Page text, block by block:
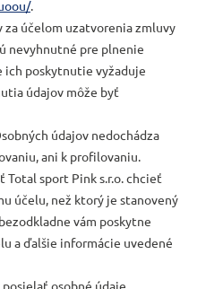
.
účelom uzatvorenia zmluvy
nevyhnutné pre plnenie
ich poskytnutie vyžaduje
údajov môže byť
údajov nedochádza
ani k profilovaniu.
Total sport Pink s.r.o. chcieť
účelu, než ktorý je stanovený
vám poskytne
a ďalšie informácie uvedené